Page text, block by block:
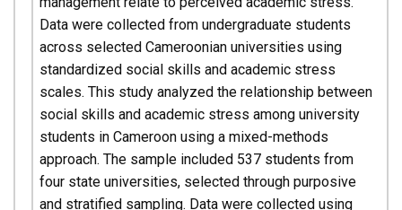
Data were collected from undergraduate students
across selected Cameroonian universities using
standardized social skills and academic stress
scales. This study analyzed the relationship between
social skills and academic stress among university
students in Cameroon using a mixed-methods
approach. The sample included 537 students from
four state universities, selected through purposive
and stratified sampling. Data were collected using